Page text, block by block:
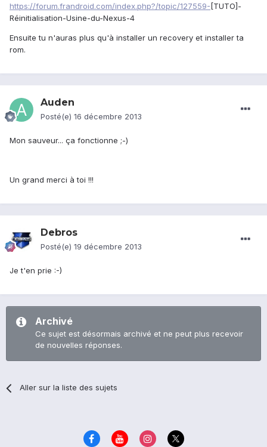
https://forum.frandroid.com/index.php?/topic/127559- [TUTO]-
Réinitialisation-Usine-du-Nexus-4
Ensuite tu n'auras plus qu'à installer un recovery et installer ta
rom.
Auden
Posté(e) 16 décembre 2013
Mon sauveur... ça fonctionne ;-)
Un grand merci à toi !!!
Debros
Posté(e) 19 décembre 2013
Je t'en prie :-)
Archivé
Ce sujet est désormais archivé et ne peut plus recevoir
de nouvelles réponses.
Aller sur la liste des sujets